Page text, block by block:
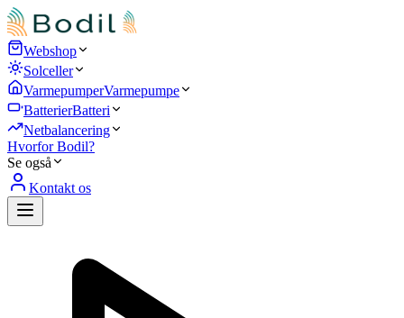
Webshop
Solceller
VarmepumperVarmepumpe
BatterierBatteri
Netbalancering
Hvorfor Bodil?
Se også
Kontakt os